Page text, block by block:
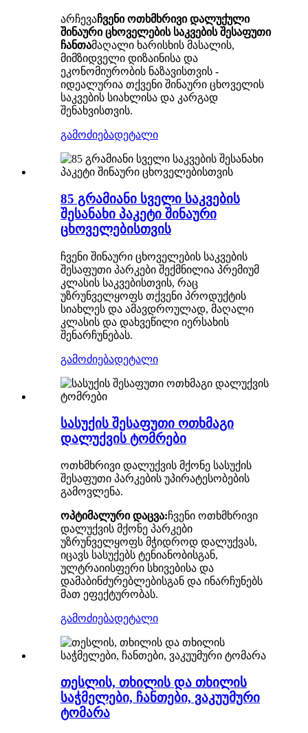
არჩევაჩვენი ოთხმხრივი დალუქული
შინაური ცხოველების საკვების შესაფუთი
ჩანთამაღალი ხარისხის მასალის,
მიმზიდველი დიზაინისა და
ეკონომიურობის ნაზავისთვის -
იდეალურია თქვენი შინაური ცხოველის
საკვების სიახლისა და კარგად
შენახვისთვის.
გამოძიებადეტალი
85 გრამიანი სველი საკვების
შესანახი პაკეტი შინაური
ცხოველებისთვის
ჩვენი შინაური ცხოველების საკვების
შესაფუთი პარკები შექმნილია პრემიუმ
კლასის საკვებისთვის, რაც
უზრუნველყოფს თქვენი პროდუქტის
სიახლეს და ამავდროულად, მაღალი
კლასის და დახვეწილი იერსახის
შენარჩუნებას.
გამოძიებადეტალი
სასუქის შესაფუთი ოთხმაგი
დალუქვის ტომრები
ოთხმხრივი დალუქვის მქონე სასუქის
შესაფუთი პარკების უპირატესობების
გამოვლენა.
ოპტიმალური დაცვა:ჩვენი ოთხმხრივი
დალუქვის მქონე პარკები
უზრუნველყოფს მჭიდროდ დალუქვას,
იცავს სასუქებს ტენიანობისგან,
ულტრაიისფერი სხივებისა და
დამაბინძურებლებისგან და ინარჩუნებს
მათ ეფექტურობას.
გამოძიებადეტალი
თესლის, თხილის და თხილის
საჭმელები, ჩანთები, ვაკუუმური
ტომარა